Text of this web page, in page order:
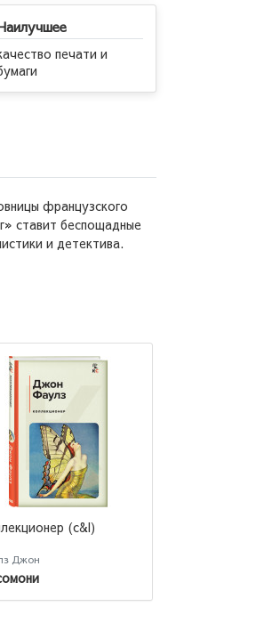
печати и
французского
ставит беспощадные
и детектива.
(c&l)
Джон